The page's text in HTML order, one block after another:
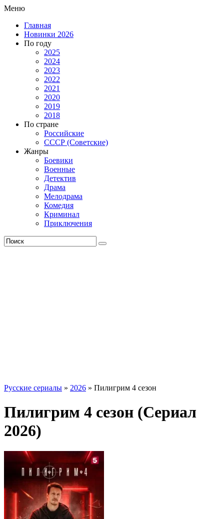
Меню
Главная
Новинки 2026
По году
2025
2024
2023
2022
2021
2020
2019
2018
По стране
Российские
СССР (Советские)
Жанры
Боевики
Военные
Детектив
Драма
Мелодрама
Комедия
Криминал
Приключения
Русские сериалы » 2026 » Пилигрим 4 сезон
Пилигрим 4 сезон (Сериал
2026)